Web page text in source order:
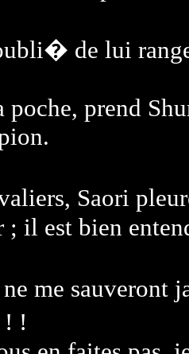
de lui
poche, prend
Saori
il est bien
me sauveront
!